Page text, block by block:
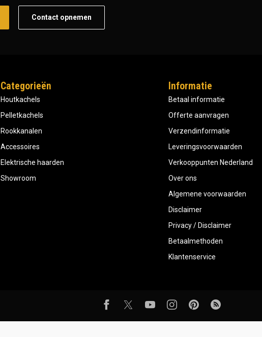
Contact opnemen
Categorieën
Houtkachels
Pelletkachels
Rookkanalen
Accessoires
Elektrische haarden
Showroom
Informatie
Betaal informatie
Offerte aanvragen
Verzendinformatie
Leveringsvoorwaarden
Verkooppunten Nederland
Over ons
Algemene voorwaarden
Disclaimer
Privacy / Disclaimer
Betaalmethoden
Klantenservice